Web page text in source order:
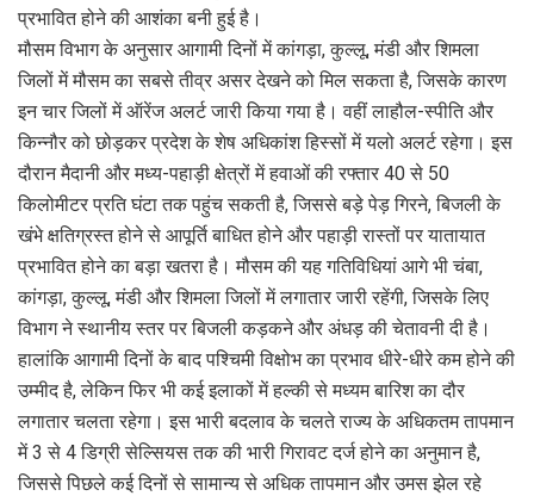
प्रभावित होने की आशंका बनी हुई है।
मौसम विभाग के अनुसार आगामी दिनों में कांगड़ा, कुल्लू, मंडी और शिमला
जिलों में मौसम का सबसे तीव्र असर देखने को मिल सकता है, जिसके कारण
इन चार जिलों में ऑरेंज अलर्ट जारी किया गया है। वहीं लाहौल-स्पीति और
किन्नौर को छोड़कर प्रदेश के शेष अधिकांश हिस्सों में यलो अलर्ट रहेगा। इस
दौरान मैदानी और मध्य-पहाड़ी क्षेत्रों में हवाओं की रफ्तार 40 से 50
किलोमीटर प्रति घंटा तक पहुंच सकती है, जिससे बड़े पेड़ गिरने, बिजली के
खंभे क्षतिग्रस्त होने से आपूर्ति बाधित होने और पहाड़ी रास्तों पर यातायात
प्रभावित होने का बड़ा खतरा है। मौसम की यह गतिविधियां आगे भी चंबा,
कांगड़ा, कुल्लू, मंडी और शिमला जिलों में लगातार जारी रहेंगी, जिसके लिए
विभाग ने स्थानीय स्तर पर बिजली कड़कने और अंधड़ की चेतावनी दी है।
हालांकि आगामी दिनों के बाद पश्चिमी विक्षोभ का प्रभाव धीरे-धीरे कम होने की
उम्मीद है, लेकिन फिर भी कई इलाकों में हल्की से मध्यम बारिश का दौर
लगातार चलता रहेगा। इस भारी बदलाव के चलते राज्य के अधिकतम तापमान
में 3 से 4 डिग्री सेल्सियस तक की भारी गिरावट दर्ज होने का अनुमान है,
जिससे पिछले कई दिनों से सामान्य से अधिक तापमान और उमस झेल रहे